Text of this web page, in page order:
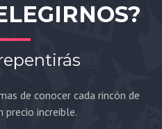
de conocer cada rincón de
precio increible.